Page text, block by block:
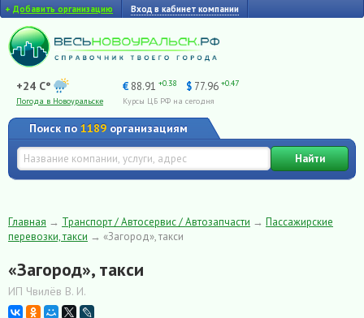
+ Добавить организацию Вход в кабинет компании
+24 C°
Погода в Новоуральске
€ 88.91 +0.38 $ 77.96 +0.47
Курсы ЦБ РФ на сегодня
Поиск по 1189 организациям
Найти
Главная → Транспорт / Автосервис / Автозапчасти → Пассажирские
перевозки, такси → «Загород», такси
«Загород», такси
ИП Чвилёв В. И.